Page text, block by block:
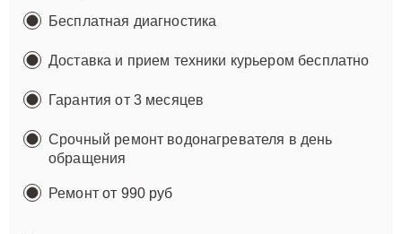
Бесплатная диагностика
Доставка и прием техники курьером бесплатно
Гарантия от 3 месяцев
Срочный ремонт водонагревателя в день
обращения
Ремонтот 990 руб